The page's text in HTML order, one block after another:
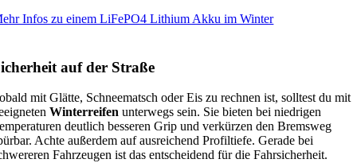
Infos zu einem LiFePO4 Lithium Akku im Winter
auf der Straße
mit Glätte, Schneematsch oder Eis zu rechnen ist, solltest du mit
Winterreifen unterwegs sein. Sie bieten bei niedrigen
deutlich besseren Grip und verkürzen den Bremsweg
Achte außerdem auf ausreichend Profiltiefe. Gerade bei
Fahrzeugen ist das entscheidend für die Fahrsicherheit.